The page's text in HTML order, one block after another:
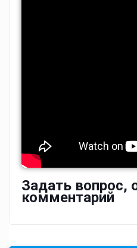
Задать вопрос,
комментарий